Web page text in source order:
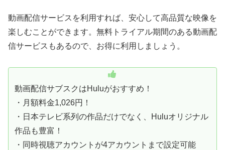
動画配信サービスを利用すれば、安心して高品質な映像を
楽しむことができます。無料トライアル期間のある動画配
信サービスもあるので、お得に利用しましょう。
動画配信サブスクはHuluがおすすめ！
・月額料金1,026円！
・日本テレビ系列の作品だけでなく、Huluオリジナル
作品も豊富！
・同時視聴アカウントが4アカウントまで設定可能